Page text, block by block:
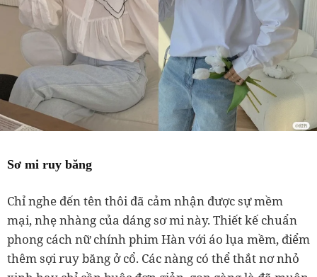
Sơ mi ruy băng
Chỉ nghe đến tên thôi đã cảm nhận được sự mềm
mại, nhẹ nhàng của dáng sơ mi này. Thiết kế chuẩn
phong cách nữ chính phim Hàn với áo lụa mềm, điểm
thêm sợi ruy băng ở cổ. Các nàng có thể thắt nơ nhỏ